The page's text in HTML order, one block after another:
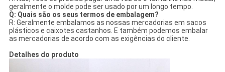
geralmente o molde pode ser usado por um longo tempo.
Q: Quais são os seus termos de embalagem?
R: Geralmente embalamos as nossas mercadorias em sacos
plásticos e caixotes castanhos. E também podemos embalar
as mercadorias de acordo com as exigências do cliente.
Detalhes do produto